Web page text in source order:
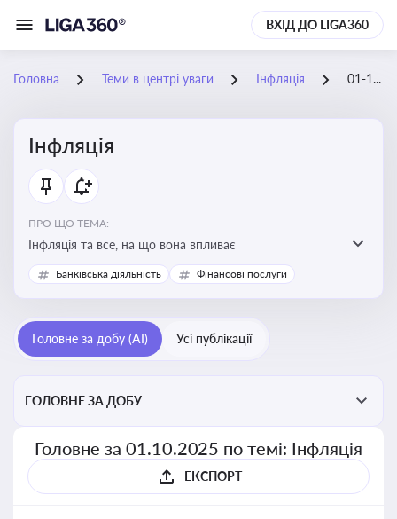
ВХІД ДО LIGA360
Головна Теми в центрі уваги Інфляція 01-10-2025
Інфляція
ПРО ЩО ТЕМА:
Інфляція та все, на що вона впливає
Банківська діяльність Фінансові послуги
Головне за добу (AI) Усі публікації
ГОЛОВНЕ ЗА ДОБУ
Головне за 01.10.2025 по темі: Інфляція
ЕКСПОРТ